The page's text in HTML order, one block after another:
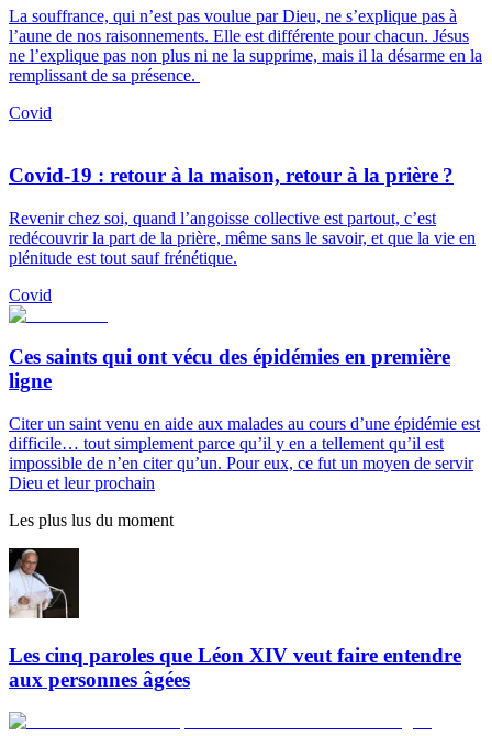
La souffrance, qui n’est pas voulue par Dieu, ne s’explique pas à
l’aune de nos raisonnements. Elle est différente pour chacun. Jésus
ne l’explique pas non plus ni ne la supprime, mais il la désarme en la
remplissant de sa présence.
Covid
Covid-19 : retour à la maison, retour à la prière ?
Revenir chez soi, quand l’angoisse collective est partout, c’est
redécouvrir la part de la prière, même sans le savoir, et que la vie en
plénitude est tout sauf frénétique.
Covid
Ces saints qui ont vécu des épidémies en première
ligne
Citer un saint venu en aide aux malades au cours d’une épidémie est
difficile… tout simplement parce qu’il y en a tellement qu’il est
impossible de n’en citer qu’un. Pour eux, ce fut un moyen de servir
Dieu et leur prochain
Les plus lus du moment
Les cinq paroles que Léon XIV veut faire entendre
aux personnes âgées